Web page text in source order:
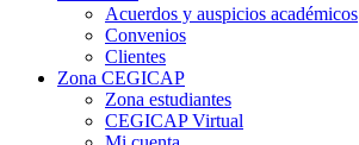
Acuerdos y auspicios académicos
Convenios
Clientes
Zona CEGICAP
Zona estudiantes
CEGICAP Virtual